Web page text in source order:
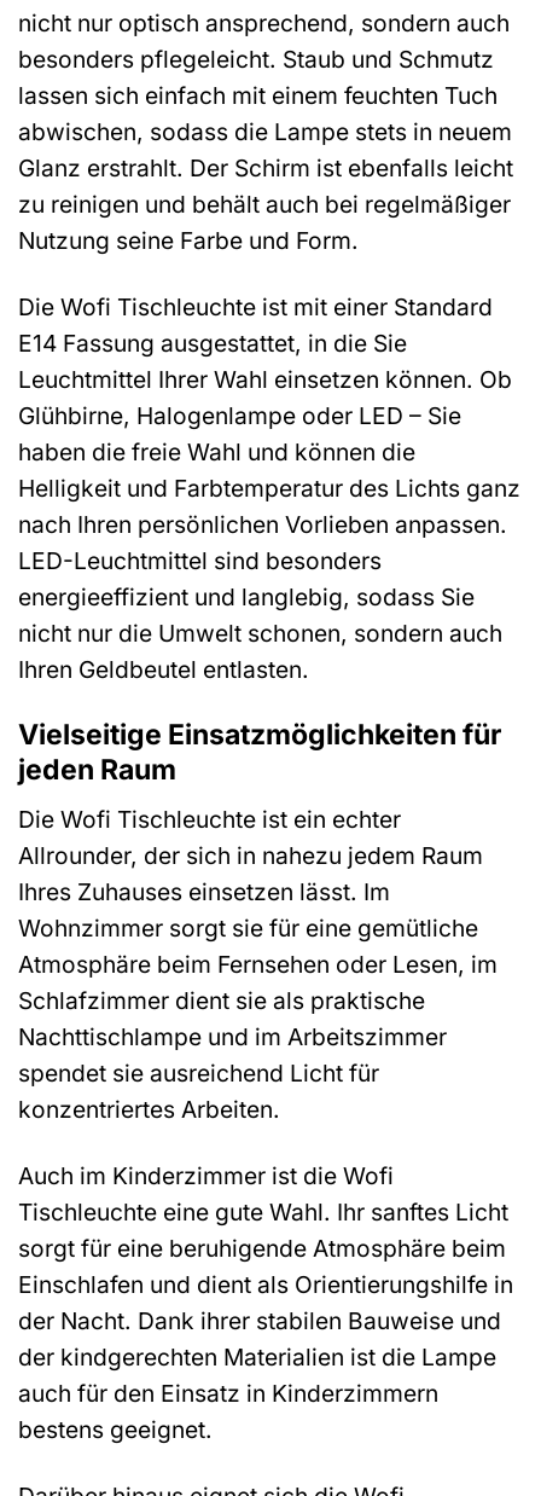
nicht nur optisch ansprechend, sondern auch
besonders pflegeleicht. Staub und Schmutz
lassen sich einfach mit einem feuchten Tuch
abwischen, sodass die Lampe stets in neuem
Glanz erstrahlt. Der Schirm ist ebenfalls leicht
zu reinigen und behält auch bei regelmäßiger
Nutzung seine Farbe und Form.
Die Wofi Tischleuchte ist mit einer Standard
E14 Fassung ausgestattet, in die Sie
Leuchtmittel Ihrer Wahl einsetzen können. Ob
Glühbirne, Halogenlampe oder LED – Sie
haben die freie Wahl und können die
Helligkeit und Farbtemperatur des Lichts ganz
nach Ihren persönlichen Vorlieben anpassen.
LED-Leuchtmittel sind besonders
energieeffizient und langlebig, sodass Sie
nicht nur die Umwelt schonen, sondern auch
Ihren Geldbeutel entlasten.
Vielseitige Einsatzmöglichkeiten für
jeden Raum
Die Wofi Tischleuchte ist ein echter
Allrounder, der sich in nahezu jedem Raum
Ihres Zuhauses einsetzen lässt. Im
Wohnzimmer sorgt sie für eine gemütliche
Atmosphäre beim Fernsehen oder Lesen, im
Schlafzimmer dient sie als praktische
Nachttischlampe und im Arbeitszimmer
spendet sie ausreichend Licht für
konzentriertes Arbeiten.
Auch im Kinderzimmer ist die Wofi
Tischleuchte eine gute Wahl. Ihr sanftes Licht
sorgt für eine beruhigende Atmosphäre beim
Einschlafen und dient als Orientierungshilfe in
der Nacht. Dank ihrer stabilen Bauweise und
der kindgerechten Materialien ist die Lampe
auch für den Einsatz in Kinderzimmern
bestens geeignet.